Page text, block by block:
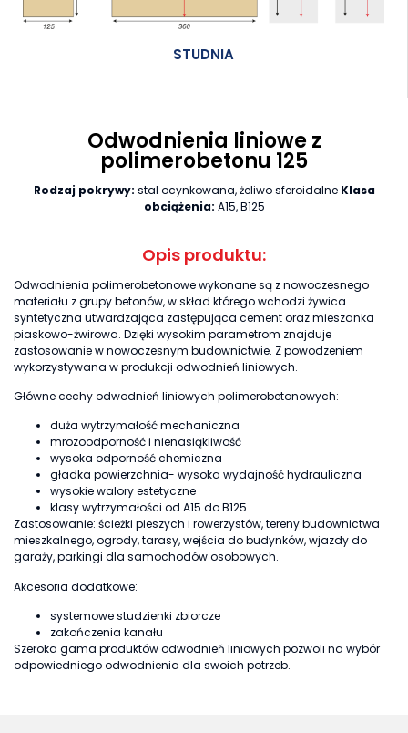
STUDNIA
Odwodnienia liniowe z
polimerobetonu 125
Rodzaj pokrywy: stal ocynkowana, żeliwo sferoidalne Klasa
obciążenia: A15, B125
Opis produktu:
Odwodnienia polimerobetonowe wykonane są z nowoczesnego
materiału z grupy betonów, w skład którego wchodzi żywica
syntetyczna utwardzająca zastępująca cement oraz mieszanka
piaskowo-żwirowa. Dzięki wysokim parametrom znajduje
zastosowanie w nowoczesnym budownictwie. Z powodzeniem
wykorzystywana w produkcji odwodnień liniowych.
Główne cechy odwodnień liniowych polimerobetonowych:
duża wytrzymałość mechaniczna
mrozoodporność i nienasiąkliwość
wysoka odporność chemiczna
gładka powierzchnia- wysoka wydajność hydrauliczna
wysokie walory estetyczne
klasy wytrzymałości od A15 do B125
Zastosowanie: ścieżki pieszych i rowerzystów, tereny budownictwa
mieszkalnego, ogrody, tarasy, wejścia do budynków, wjazdy do
garaży, parkingi dla samochodów osobowych.
Akcesoria dodatkowe:
systemowe studzienki zbiorcze
zakończenia kanału
Szeroka gama produktów odwodnień liniowych pozwoli na wybór
odpowiedniego odwodnienia dla swoich potrzeb.